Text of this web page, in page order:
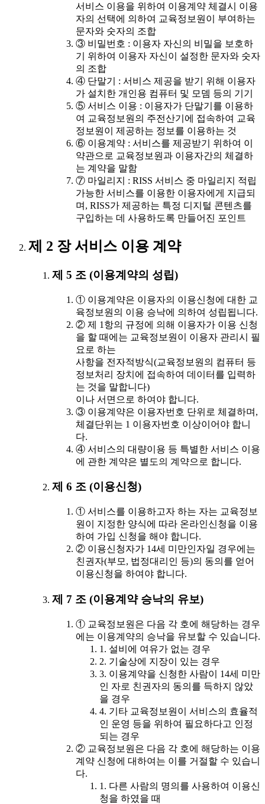
서비스 이용을 위하여 이용계약 체결시 이용
자의 선택에 의하여 교육정보원이 부여하는
문자와 숫자의 조합
③ 비밀번호 : 이용자 자신의 비밀을 보호하
기 위하여 이용자 자신이 설정한 문자와 숫자
의 조합
④ 단말기 : 서비스 제공을 받기 위해 이용자
가 설치한 개인용 컴퓨터 및 모뎀 등의 기기
⑤ 서비스 이용 : 이용자가 단말기를 이용하
여 교육정보원의 주전산기에 접속하여 교육
정보원이 제공하는 정보를 이용하는 것
⑥ 이용계약 : 서비스를 제공받기 위하여 이
약관으로 교육정보원과 이용자간의 체결하
는 계약을 말함
⑦ 마일리지 : RISS 서비스 중 마일리지 적립
가능한 서비스를 이용한 이용자에게 지급되
며, RISS가 제공하는 특정 디지털 콘텐츠를
구입하는 데 사용하도록 만들어진 포인트
제 2 장 서비스 이용 계약
제 5 조 (이용계약의 성립)
① 이용계약은 이용자의 이용신청에 대한 교
육정보원의 이용 승낙에 의하여 성립됩니다.
② 제 1항의 규정에 의해 이용자가 이용 신청
을 할 때에는 교육정보원이 이용자 관리시 필
요로 하는
사항을 전자적방식(교육정보원의 컴퓨터 등
정보처리 장치에 접속하여 데이터를 입력하
는 것을 말합니다)
이나 서면으로 하여야 합니다.
③ 이용계약은 이용자번호 단위로 체결하며,
체결단위는 1 이용자번호 이상이어야 합니
다.
④ 서비스의 대량이용 등 특별한 서비스 이용
에 관한 계약은 별도의 계약으로 합니다.
제 6 조 (이용신청)
① 서비스를 이용하고자 하는 자는 교육정보
원이 지정한 양식에 따라 온라인신청을 이용
하여 가입 신청을 해야 합니다.
② 이용신청자가 14세 미만인자일 경우에는
친권자(부모, 법정대리인 등)의 동의를 얻어
이용신청을 하여야 합니다.
제 7 조 (이용계약 승낙의 유보)
① 교육정보원은 다음 각 호에 해당하는 경우
에는 이용계약의 승낙을 유보할 수 있습니다.
1. 설비에 여유가 없는 경우
2. 기술상에 지장이 있는 경우
3. 이용계약을 신청한 사람이 14세 미만
인 자로 친권자의 동의를 득하지 않았
을 경우
4. 기타 교육정보원이 서비스의 효율적
인 운영 등을 위하여 필요하다고 인정
되는 경우
② 교육정보원은 다음 각 호에 해당하는 이용
계약 신청에 대하여는 이를 거절할 수 있습니
다.
1. 다른 사람의 명의를 사용하여 이용신
청을 하였을 때